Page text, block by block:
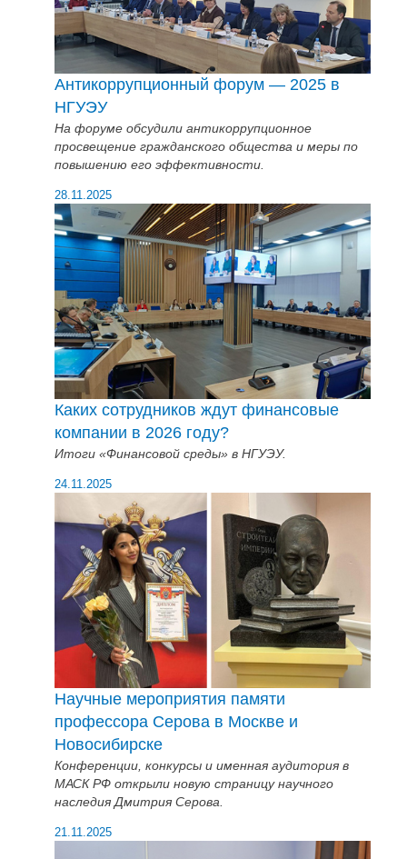
Антикоррупционный форум — 2025 в
НГУЭУ
На форуме обсудили антикоррупционное
просвещение гражданского общества и меры по
повышению его эффективности.
28.11.2025
Каких сотрудников ждут финансовые
компании в 2026 году?
Итоги «Финансовой среды» в НГУЭУ.
24.11.2025
Научные мероприятия памяти
профессора Серова в Москве и
Новосибирске
Конференции, конкурсы и именная аудитория в
МАСК РФ открыли новую страницу научного
наследия Дмитрия Серова.
21.11.2025